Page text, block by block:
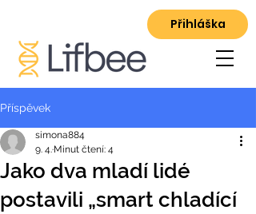
Přihláška
Příspěvek
Jako dva mladí lidé
postavili „smart chladící
simona884
9. 4. Minut čtení: 4